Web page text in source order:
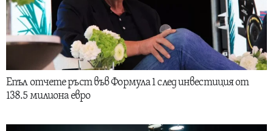
Епъл отчете ръст във Формула 1 след инвестиция от
138.5 милиона евро